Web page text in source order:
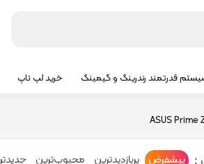
قدرتمند رندرینگ و گیمینگ خرید لپ تاپ
ASUS Prime
پیشفرض پربازدیدترین محبوب‌ترین